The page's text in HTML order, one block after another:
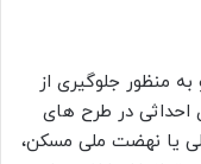
منظور جلوگیری از
احداثی در طرح های
یا نهضت ملی مسکن،